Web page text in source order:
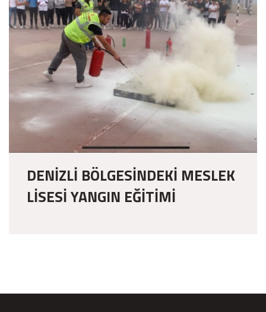
DENİZLİ BÖLGESİNDEKİ MESLEK
LİSESİ YANGIN EĞİTİMİ